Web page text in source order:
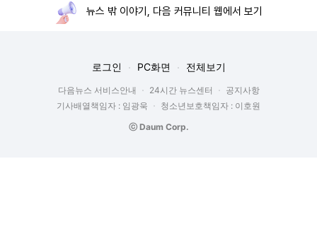
뉴스 밖 이야기, 다음 커뮤니티 웹에서 보기
로그인 PC화면 전체보기
다음뉴스 서비스안내 24시간 뉴스센터
공지사항
기사배열책임자 : 임광욱
청소년보호책임자 : 이호원
ⓒ Daum Corp.